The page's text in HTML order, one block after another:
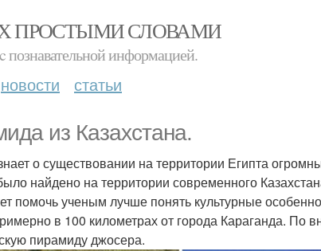
ПРОСТЫМИ СЛОВАМИ
информацией.
новости статьи
из Казахстана.
о существовании на территории Египта
найдено на территории современного
помочь ученым лучше понять культурные
в 100 километрах от города Караганда. По
пирамиду джосера.